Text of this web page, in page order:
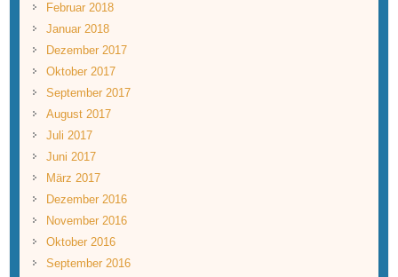
Februar 2018
Januar 2018
Dezember 2017
Oktober 2017
September 2017
August 2017
Juli 2017
Juni 2017
März 2017
Dezember 2016
November 2016
Oktober 2016
September 2016